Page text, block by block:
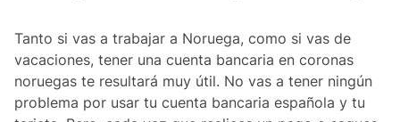
Tanto si vas a trabajar a Noruega, como si vas de
vacaciones, tener una cuenta bancaria en coronas
noruegas te resultará muy útil. No vas a tener ningún
problema por usar tu cuenta bancaria española y tu